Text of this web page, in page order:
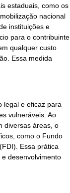
estaduais, como os
nacional
instituições e
para o contribuinte
qualquer custo
Essa medida
legal e eficaz para
vulneráveis. Ao
diversas áreas, o
como o Fundo
Essa prática
desenvolvimento